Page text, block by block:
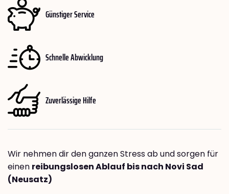
Günstiger Service
Schnelle Abwicklung
Zuverlässige Hilfe
Wir nehmen dir den ganzen Stress ab und sorgen für
einen reibungslosen Ablauf bis nach Novi Sad
(Neusatz)